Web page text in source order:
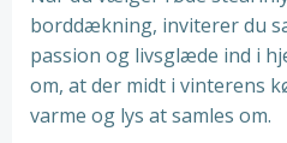
borddækning, inviterer du
passion og livsglæde ind i
om, at der midt i vinterens
varme og lys at samles om.